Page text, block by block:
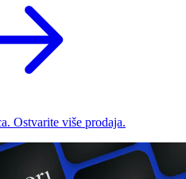
Ostvarite više prodaja.